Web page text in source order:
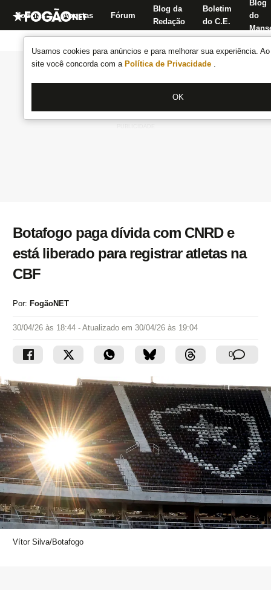
Usamos cookies para anúncios e para melhorar sua experiência.
site você concorda com a Política de Privacidade .
OK
Notícias Apostas Fórum
Blog da
Redação
Boletim
do C.E.
Blog
do
Botafogo paga dívida com CNRD e
está liberado para registrar atletas na
CBF
Por: FogãoNET
30/04/26 às 18:44 - Atualizado em 30/04/26 às 19:04
0
Vítor Silva/Botafogo